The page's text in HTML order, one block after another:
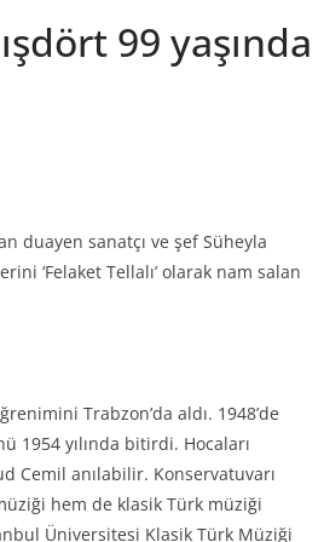
99 yaşında
duayen sanatçı ve şef Süheyla
‘Felaket Tellalı’ olarak nam salan
Trabzon’da aldı. 1948’de
1954 yılında bitirdi. Hocaları
Cemil anılabilir. Konservatuvarı
hem de klasik Türk müziği
Üniversitesi Klasik Türk Müziği